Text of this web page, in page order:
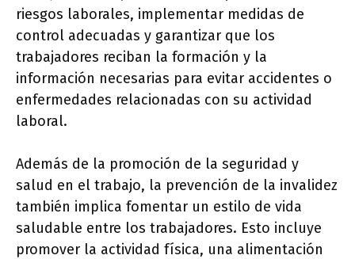
riesgos laborales, implementar medidas de
control adecuadas y garantizar que los
trabajadores reciban la formación y la
información necesarias para evitar accidentes o
enfermedades relacionadas con su actividad
laboral.
Además de la promoción de la seguridad y
salud en el trabajo, la prevención de la invalidez
también implica fomentar un estilo de vida
saludable entre los trabajadores. Esto incluye
promover la actividad física, una alimentación